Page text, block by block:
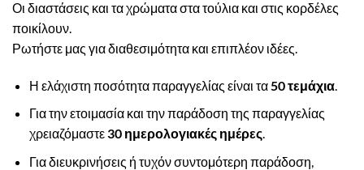
Οι διαστάσεις και τα χρώματα στα τούλια και στις κορδέλες
ποικίλουν.
Ρωτήστε μας για διαθεσιμότητα και επιπλέον ιδέες.
Η ελάχιστη ποσότητα παραγγελίας είναι τα 50 τεμάχια.
Για την ετοιμασία και την παράδοση της παραγγελίας
χρειαζόμαστε30 ημερολογιακές ημέρες.
Για διευκρινήσεις ή τυχόν συντομότερη παράδοση,